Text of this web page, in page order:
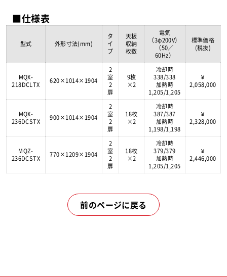
■仕様表
型式 外形寸法(mm)
タ
イ
プ
天板
収納
枚数
電気
（3φ200V）
（50／
60Hz）
標準価格
(税抜)
MQX-
218DCLTX
620×1014×1904
2
室
2
扉
9枚
×2
冷却時
338/338
加熱時
1,205/1,205
¥
2,058,000
MQX-
236DCSTX
900×1014×1904
2
室
2
扉
18枚
×2
冷却時
387/387
加熱時
1,198/1,198
¥
2,328,000
MQZ-
236DCSTX
770×1209×1904
2
室
2
扉
18枚
×2
冷却時
379/379
加熱時
1,205/1,205
¥
2,446,000
前のページに戻る